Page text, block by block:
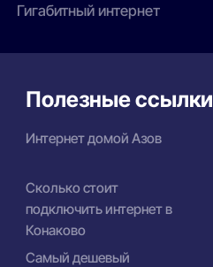
Гигабитный интернет
Полезные ссылки
Интернет домой Азов
Сколько стоит
подключить интернет в
Конаково
Самый дешевый